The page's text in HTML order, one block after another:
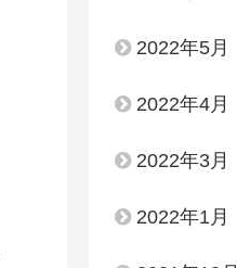
2022年5月
2022年4月
2022年3月
2022年1月